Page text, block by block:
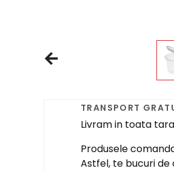
TRANSPORT
Livram in toata
Produsele
Astfel, te bucuri